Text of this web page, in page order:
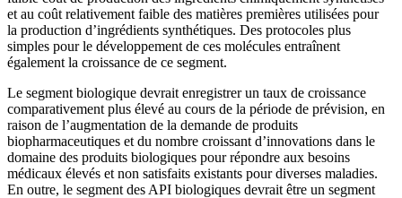
et au coût relativement faible des matières premières utilisées pour
la production d’ingrédients synthétiques. Des protocoles plus
simples pour le développement de ces molécules entraînent
également la croissance de ce segment.
Le segment biologique devrait enregistrer un taux de croissance
comparativement plus élevé au cours de la période de prévision, en
raison de l’augmentation de la demande de produits
biopharmaceutiques et du nombre croissant d’innovations dans le
domaine des produits biologiques pour répondre aux besoins
médicaux élevés et non satisfaits existants pour diverses maladies.
En outre, le segment des API biologiques devrait être un segment